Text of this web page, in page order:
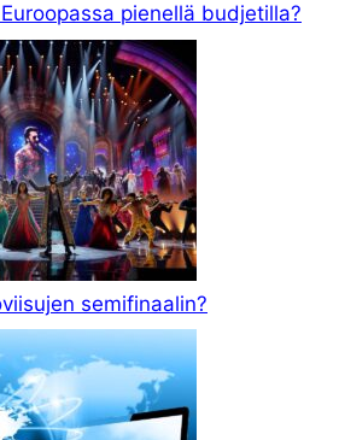
pienellä budjetilla?
semifinaalin?